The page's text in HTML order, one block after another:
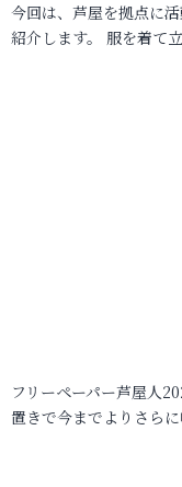
今回は、芦屋を拠点に
紹介します。 服を着て
フリーペーパー芦屋人
置きで今までよりさら